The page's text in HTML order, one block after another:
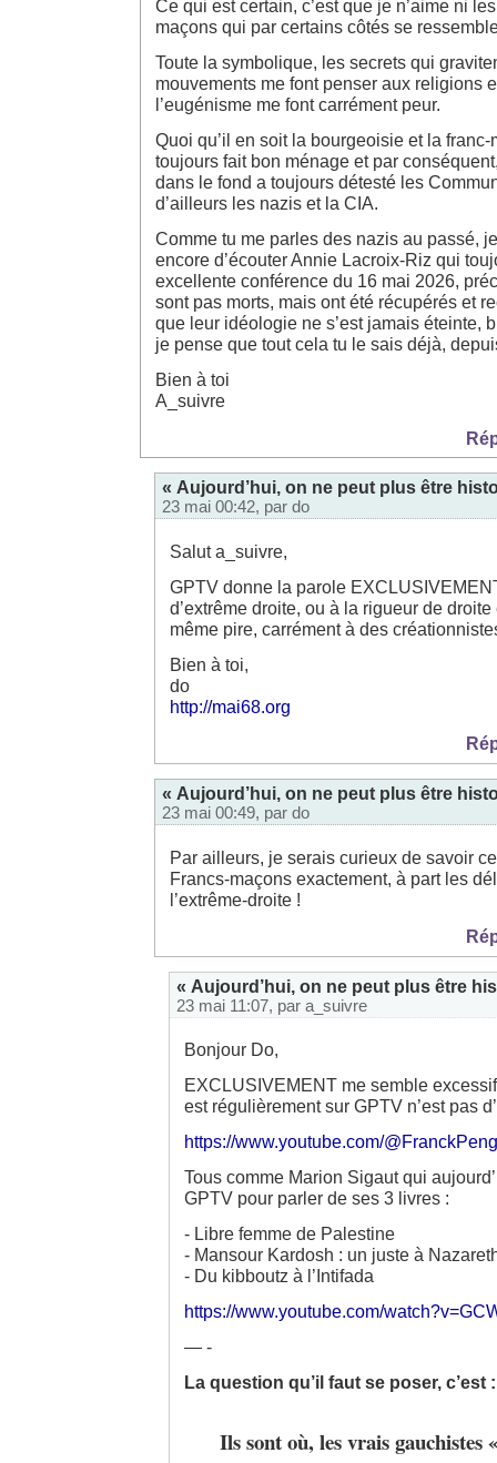
Ce qui est certain, c’est que je n’aime ni
maçons qui par certains côtés se
Toute la symbolique, les secrets qui
mouvements me font penser aux religions
l’eugénisme me font carrément peur.
Quoi qu’il en soit la bourgeoisie et la
toujours fait bon ménage et par
dans le fond a toujours détesté les
d’ailleurs les nazis et la CIA.
Comme tu me parles des nazis au passé,
encore d’écouter Annie Lacroix-Riz qui
excellente conférence du 16 mai 2026,
sont pas morts, mais ont été récupérés et
que leur idéologie ne s’est jamais éteinte,
je pense que tout cela tu le sais déjà,
Bien à toi
A_suivre
« Aujourd’hui, on ne peut plus être
23 mai 00:42, par do
Salut a_suivre,
GPTV donne la parole
d’extrême droite, ou à la rigueur de droite
même pire, carrément à des
Bien à toi,
do
http://mai68.org
« Aujourd’hui, on ne peut plus être
23 mai 00:49, par do
Par ailleurs, je serais curieux de savoir
Francs-maçons exactement, à part les
l’extrême-droite !
« Aujourd’hui, on ne peut plus être
23 mai 11:07, par a_suivre
Bonjour Do,
EXCLUSIVEMENT me semble
est régulièrement sur GPTV n’est pas
https://www.youtube.com/
Tous comme Marion Sigaut qui
GPTV pour parler de ses 3 livres :
- Libre femme de Palestine
- Mansour Kardosh : un juste à
- Du kibboutz à l’Intifada
https://www.youtube.com/
— -
La question qu’il faut se poser, c’est :
Ils sont où, les vrais